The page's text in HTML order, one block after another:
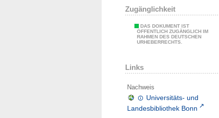
Zugänglichkeit
DAS DOKUMENT IST
ÖFFENTLICH ZUGÄNGLICH IM
RAHMEN DES DEUTSCHEN
URHEBERRECHTS.
Links
Nachweis
Universitäts- und
Landesbibliothek Bonn